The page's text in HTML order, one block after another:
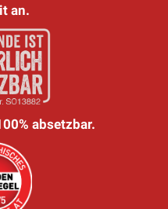
an.
absetzbar.